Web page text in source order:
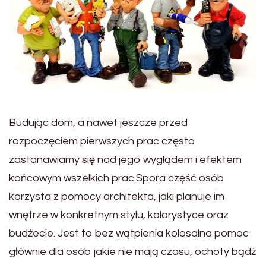
Budując dom, a nawet jeszcze przed
rozpoczęciem pierwszych prac często
zastanawiamy się nad jego wyglądem i efektem
końcowym wszelkich prac.Spora część osób
korzysta z pomocy architekta, jaki planuje im
wnętrze w konkretnym stylu, kolorystyce oraz
budżecie. Jest to bez wątpienia kolosalna pomoc
głównie dla osób jakie nie mają czasu, ochoty bądź